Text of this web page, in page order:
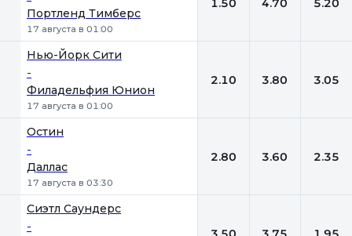
Портленд Тимберс
17 августа в 01:00
Нью-Йорк Сити
-
Филадельфия Юнион
17 августа в 01:00
2.10 3.80 3.05
Остин
-
Даллас
17 августа в 03:30
2.80 3.60 2.35
Сиэтл Саундерс
-